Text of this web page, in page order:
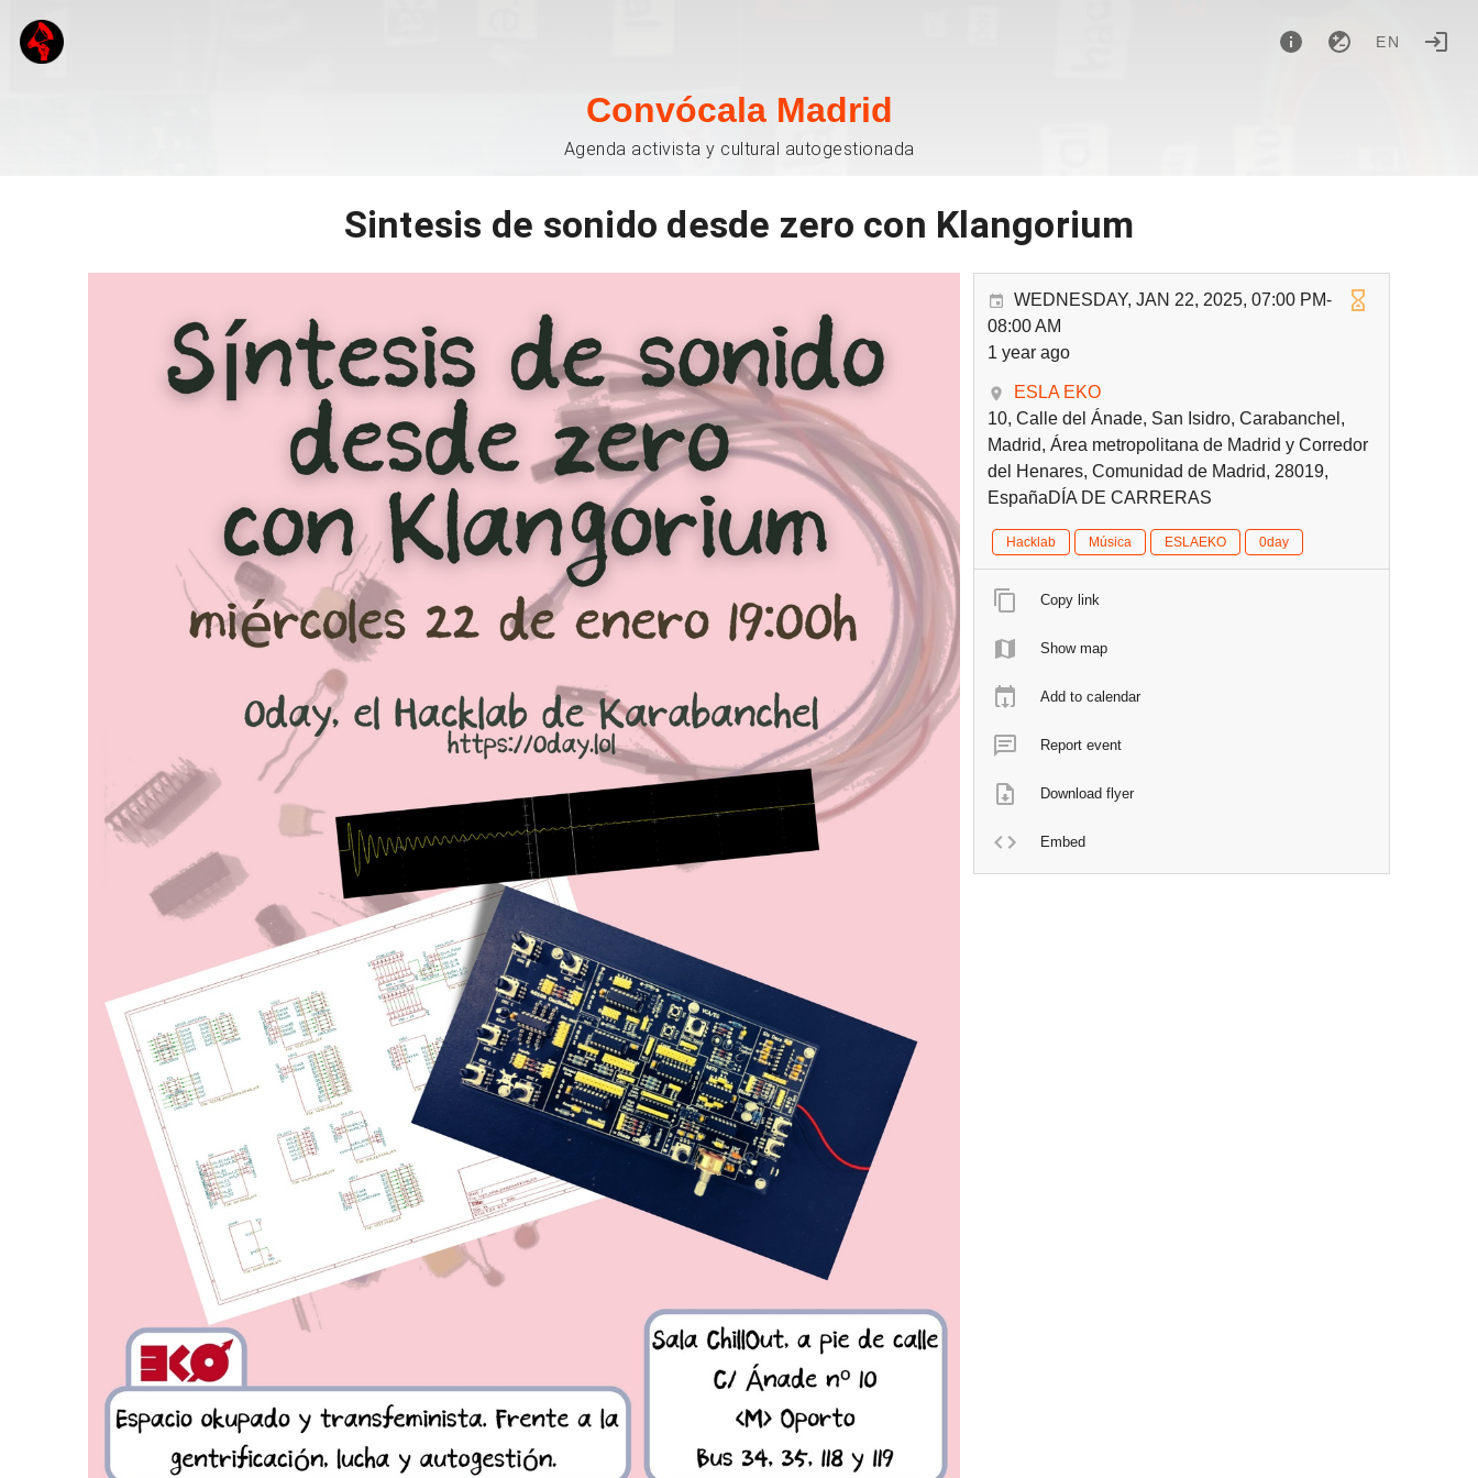
EN
Convócala Madrid
Agenda activista y cultural autogestionada
Sintesis de sonido desde zero con Klangorium
WEDNESDAY, JAN 22, 2025, 07:00 PM-
08:00 AM
1 year ago
ESLA EKO
10, Calle del Ánade, San Isidro, Carabanchel,
Madrid, Área metropolitana de Madrid y Corredor
del Henares, Comunidad de Madrid, 28019,
EspañaDÍA DE CARRERAS
Hacklab Música ESLAEKO 0day
Copy link
Show map
Add to calendar
Report event
Download flyer
Embed